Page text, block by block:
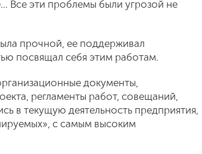
Все эти проблемы были угрозой не
прочной, ее поддерживал
посвящал себя этим работам.
документы,
регламенты работ, совещаний,
в текущую деятельность предприятия,
с самым высоким